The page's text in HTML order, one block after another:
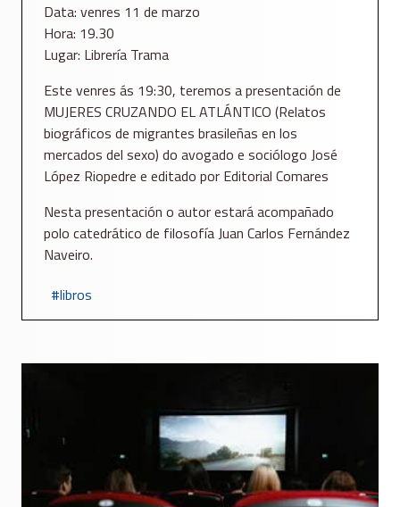
Data: venres 11 de marzo
Hora: 19.30
Lugar: Librería Trama
Este venres ás 19:30, teremos a presentación de
MUJERES CRUZANDO EL ATLÁNTICO (Relatos
biográficos de migrantes brasileñas en los
mercados del sexo) do avogado e sociólogo José
López Riopedre e editado por Editorial Comares
Nesta presentación o autor estará acompañado
polo catedrático de filosofía Juan Carlos Fernández
Naveiro.
libros